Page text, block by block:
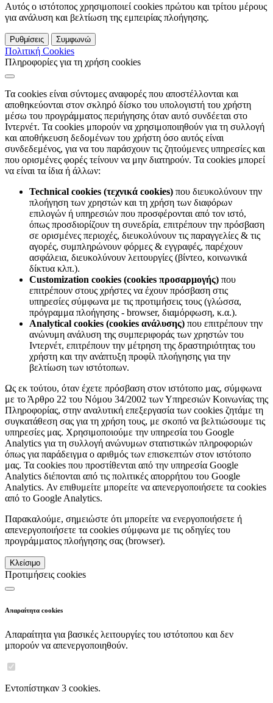
Αυτός ο ιστότοπος χρησιμοποιεί cookies πρώτου και τρίτου μέρους
για ανάλυση και βελτίωση της εμπειρίας πλοήγησης.
Ρυθμίσεις Συμφωνώ
Πολιτική Cookies
Πληροφορίες για τη χρήση cookies
Τα cookies είναι σύντομες αναφορές που αποστέλλονται και
αποθηκεύονται στον σκληρό δίσκο του υπολογιστή του χρήστη
μέσω του προγράμματος περιήγησης όταν αυτό συνδέεται στο
Ιντερνέτ. Τα cookies μπορούν να χρησιμοποιηθούν για τη συλλογή
και αποθήκευση δεδομένων του χρήστη όσο αυτός είναι
συνδεδεμένος, για να του παράσχουν τις ζητούμενες υπηρεσίες και
που ορισμένες φορές τείνουν να μην διατηρούν. Τα cookies μπορεί
να είναι τα ίδια ή άλλων:
Technical cookies (τεχνικά cookies) που διευκολύνουν την
πλοήγηση των χρηστών και τη χρήση των διαφόρων
επιλογών ή υπηρεσιών που προσφέρονται από τον ιστό,
όπως προσδιορίζουν τη συνεδρία, επιτρέπουν την πρόσβαση
σε ορισμένες περιοχές, διευκολύνουν τις παραγγελίες & τις
αγορές, συμπληρώνουν φόρμες & εγγραφές, παρέχουν
ασφάλεια, διευκολύνουν λειτουργίες (βίντεο, κοινωνικά
δίκτυα κλπ.).
Customization cookies (cookies προσαρμογής) που
επιτρέπουν στους χρήστες να έχουν πρόσβαση στις
υπηρεσίες σύμφωνα με τις προτιμήσεις τους (γλώσσα,
πρόγραμμα πλοήγησης - browser, διαμόρφωση, κ.α.).
Analytical cookies (cookies ανάλυσης) που επιτρέπουν την
ανώνυμη ανάλυση της συμπεριφοράς των χρηστών του
Ιντερνέτ, επιτρέπουν την μέτρηση της δραστηριότητας του
χρήστη και την ανάπτυξη προφίλ πλοήγησης για την
βελτίωση των ιστότοπων.
Ως εκ τούτου, όταν έχετε πρόσβαση στον ιστότοπο μας, σύμφωνα
με το Άρθρο 22 του Νόμου 34/2002 των Υπηρεσιών Κοινωνίας της
Πληροφορίας, στην αναλυτική επεξεργασία των cookies ζητάμε τη
συγκατάθεση σας για τη χρήση τους, με σκοπό να βελτιώσουμε τις
υπηρεσίες μας. Χρησιμοποιούμε την υπηρεσία του Google
Analytics για τη συλλογή ανώνυμων στατιστικών πληροφοριών
όπως για παράδειγμα ο αριθμός των επισκεπτών στον ιστότοπο
μας. Τα cookies που προστίθενται από την υπηρεσία Google
Analytics διέπονται από τις πολιτικές απορρήτου του Google
Analytics. Αν επιθυμείτε μπορείτε να απενεργοποιήσετε τα cookies
από το Google Analytics.
Παρακαλούμε, σημειώστε ότι μπορείτε να ενεργοποιήσετε ή
απενεργοποιήσετε τα cookies σύμφωνα με τις οδηγίες του
προγράμματος πλοήγησης σας (browser).
Κλείσιμο
Προτιμήσεις cookies
Απαραίτητα cookies
Απαραίτητα για βασικές λειτουργίες του ιστότοπου και δεν
μπορούν να απενεργοποιηθούν.
Εντοπίστηκαν 3 cookies.